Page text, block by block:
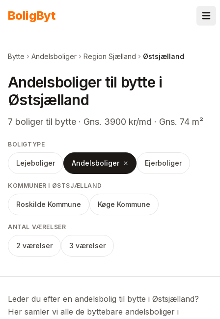
BoligByt
Bytte Andelsboliger Region Sjælland Østsjælland
Andelsboliger til bytte i
Østsjælland
7 boliger til bytte · Gns. 3900 kr/md · Gns. 74 m²
BOLIGTYPE
Lejeboliger Andelsboliger Ejerboliger
KOMMUNER I ØSTSJÆLLAND
Roskilde Kommune Køge Kommune
ANTAL VÆRELSER
2 værelser 3 værelser
Leder du efter en andelsbolig til bytte i Østsjælland?
Her samler vi alle de byttebare andelsboliger i